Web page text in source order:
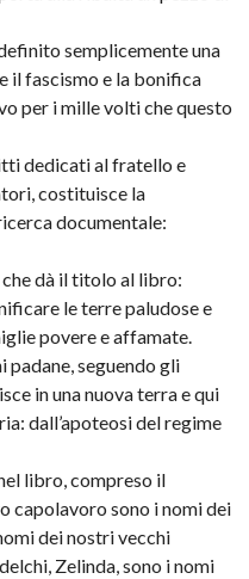
semplicemente una
il fascismo e la bonifica
per i mille volti che questo
dedicati al fratello e
costituisce la
documentale:
dà il titolo al libro:
le terre paludose e
povere e affamate.
seguendo gli
in una nuova terra e qui
dall’apoteosi del regime
libro, compreso il
capolavoro sono i nomi dei
dei nostri vecchi
Zelinda, sono i nomi